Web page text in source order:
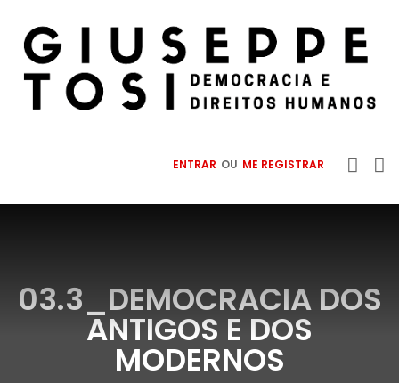
ENTRAR OU ME REGISTRAR
03.3_DEMOCRACIA DOS
ANTIGOS E DOS
MODERNOS